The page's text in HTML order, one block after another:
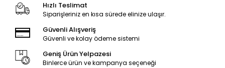
Hızlı Teslimat
Siparişleriniz en kısa sürede elinize ulaşır.
Güvenli Alışveriş
Güvenli ve kolay ödeme sistemi
Geniş Ürün Yelpazesi
Binlerce ürün ve kampanya seçeneği